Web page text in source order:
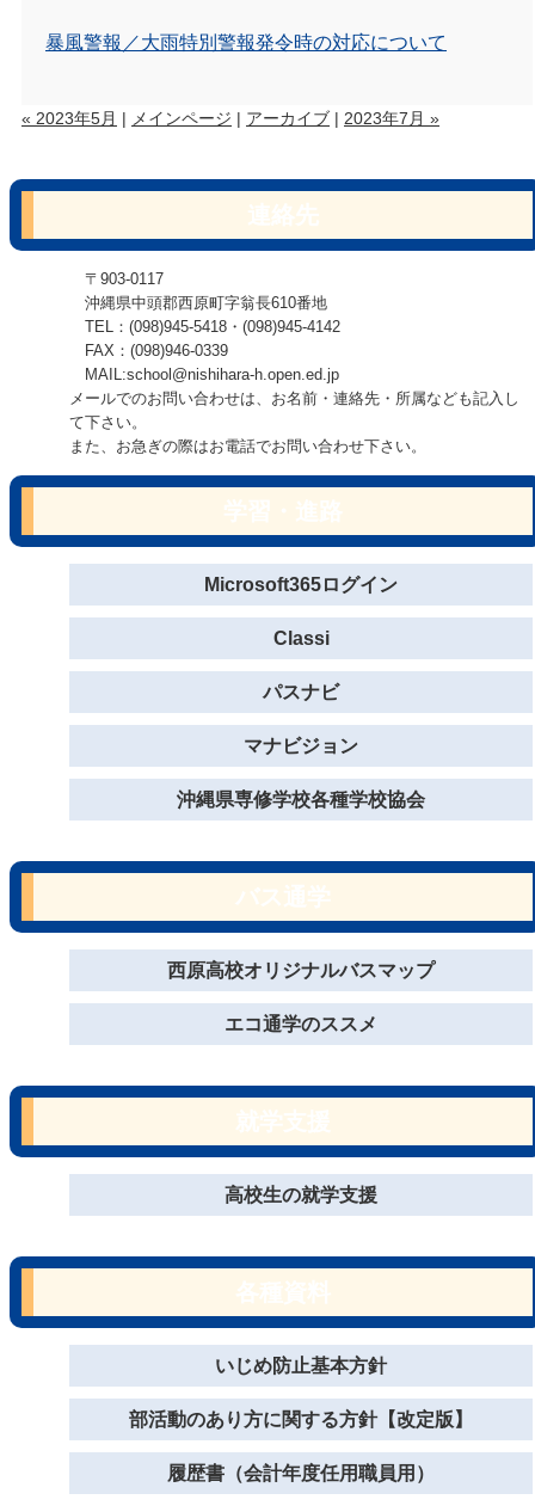
暴風警報／大雨特別警報発令時の対応について
« 2023年5月 | メインページ | アーカイブ | 2023年7月 »
〒903-0117
沖縄県中頭郡西原町字翁長610番地
TEL：(098)945-5418・(098)945-4142
FAX：(098)946-0339
MAIL:school@nishihara-h.open.ed.jp
メールでのお問い合わせは、お名前・連絡先・所属なども記入し
て下さい。
また、お急ぎの際はお電話でお問い合わせ下さい。
Microsoft365ログイン
Classi
パスナビ
マナビジョン
沖縄県専修学校各種学校協会
西原高校オリジナルバスマップ
エコ通学のススメ
高校生の就学支援
いじめ防止基本方針
部活動のあり方に関する方針【改定版】
履歴書（会計年度任用職員用）